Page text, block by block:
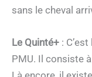
sans le cheval
Le Quinté+ :
PMU. Il consiste